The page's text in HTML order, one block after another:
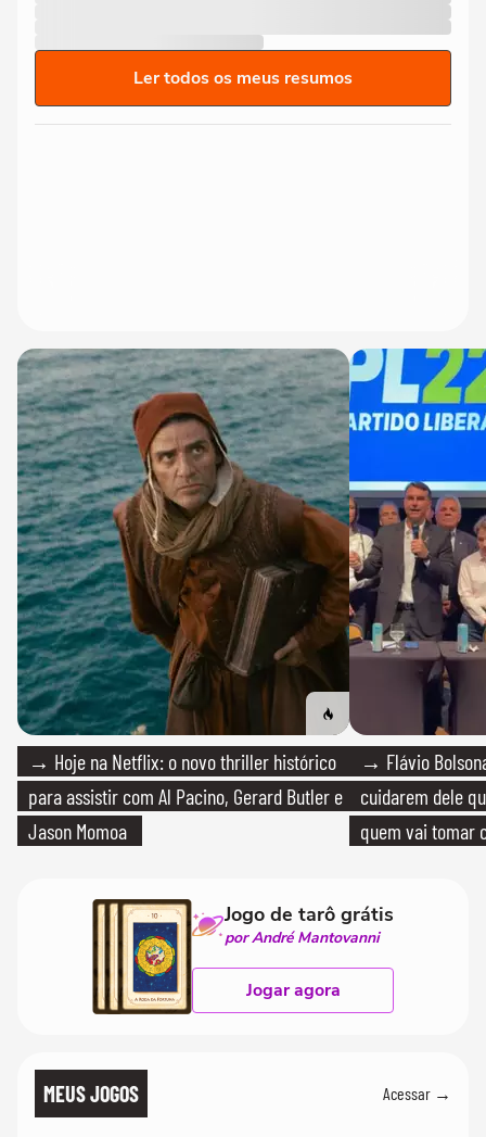
Ler todos os meus resumos
→ Hoje na Netflix: o novo thriller histórico
para assistir com Al Pacino, Gerard Butler e
Jason Momoa
→ Flávio
cuidarem dele
quem vai tomar
Jogo de tarô grátis
por André Mantovanni
Jogar agora
MEUS JOGOS Acessar →